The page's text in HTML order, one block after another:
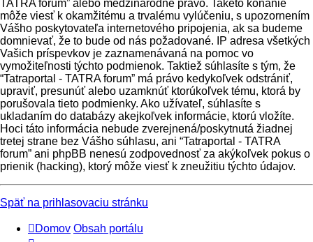
TATRA forum” alebo medzinárodné právo. Takéto konanie
môže viesť k okamžitému a trvalému vylúčeniu, s upozornením
Vášho poskytovateľa internetového pripojenia, ak sa budeme
domnievať, že to bude od nás požadované. IP adresa všetkých
Vašich príspevkov je zaznamenávaná na pomoc vo
vymožiteľnosti týchto podmienok. Taktiež súhlasíte s tým, že
“Tatraportal - TATRA forum” má právo kedykoľvek odstrániť,
upraviť, presunúť alebo uzamknúť ktorúkoľvek tému, ktorá by
porušovala tieto podmienky. Ako užívateľ, súhlasíte s
ukladaním do databázy akejkoľvek informácie, ktorú vložíte.
Hoci táto informácia nebude zverejnená/poskytnutá žiadnej
tretej strane bez Vášho súhlasu, ani “Tatraportal - TATRA
forum” ani phpBB nenesú zodpovednosť za akýkoľvek pokus o
prienik (hacking), ktorý môže viesť k zneužitiu týchto údajov.
Späť na prihlasovaciu stránku
Domov Obsah portálu